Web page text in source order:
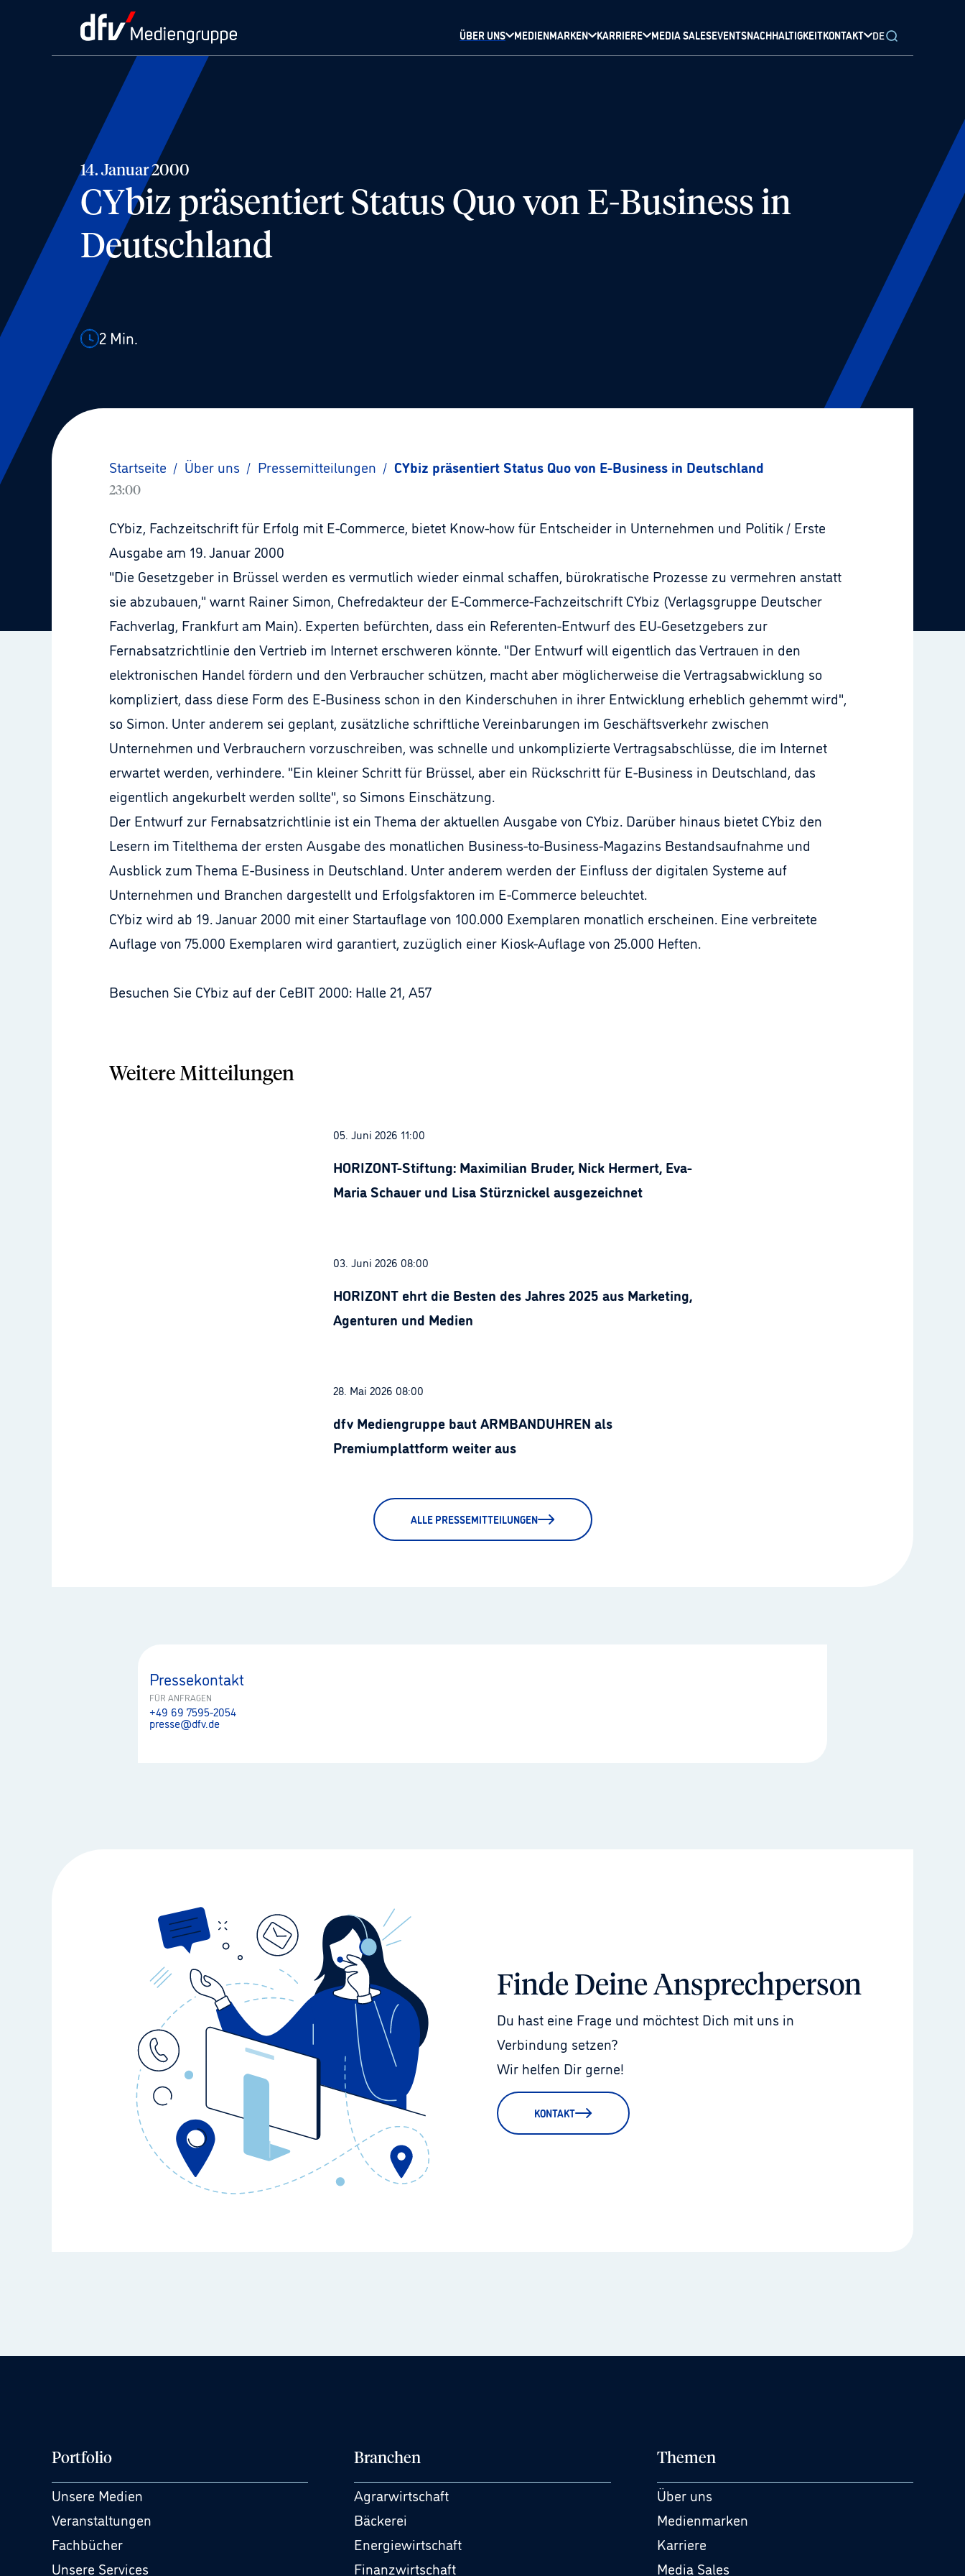
ÜBER UNS MEDIENMARKEN KARRIERE MEDIA SALESEVENTSNACHHALTIGKEITKONTAKT DE
14. Januar 2000
CYbiz präsentiert Status Quo von E-Business in
Deutschland
2 Min.
Startseite / Über uns / Pressemitteilungen / CYbiz präsentiert Status Quo von E-Business in Deutschland
23:00
CYbiz, Fachzeitschrift für Erfolg mit E-Commerce, bietet Know-how für Entscheider in Unternehmen und Politik / Erste
Ausgabe am 19. Januar 2000
"Die Gesetzgeber in Brüssel werden es vermutlich wieder einmal schaffen, bürokratische Prozesse zu vermehren anstatt
sie abzubauen," warnt Rainer Simon, Chefredakteur der E-Commerce-Fachzeitschrift CYbiz (Verlagsgruppe Deutscher
Fachverlag, Frankfurt am Main). Experten befürchten, dass ein Referenten-Entwurf des EU-Gesetzgebers zur
Fernabsatzrichtlinie den Vertrieb im Internet erschweren könnte. "Der Entwurf will eigentlich das Vertrauen in den
elektronischen Handel fördern und den Verbraucher schützen, macht aber möglicherweise die Vertragsabwicklung so
kompliziert, dass diese Form des E-Business schon in den Kinderschuhen in ihrer Entwicklung erheblich gehemmt wird",
so Simon. Unter anderem sei geplant, zusätzliche schriftliche Vereinbarungen im Geschäftsverkehr zwischen
Unternehmen und Verbrauchern vorzuschreiben, was schnelle und unkomplizierte Vertragsabschlüsse, die im Internet
erwartet werden, verhindere. "Ein kleiner Schritt für Brüssel, aber ein Rückschritt für E-Business in Deutschland, das
eigentlich angekurbelt werden sollte", so Simons Einschätzung.
Der Entwurf zur Fernabsatzrichtlinie ist ein Thema der aktuellen Ausgabe von CYbiz. Darüber hinaus bietet CYbiz den
Lesern im Titelthema der ersten Ausgabe des monatlichen Business-to-Business-Magazins Bestandsaufnahme und
Ausblick zum Thema E-Business in Deutschland. Unter anderem werden der Einfluss der digitalen Systeme auf
Unternehmen und Branchen dargestellt und Erfolgsfaktoren im E-Commerce beleuchtet.
CYbiz wird ab 19. Januar 2000 mit einer Startauflage von 100.000 Exemplaren monatlich erscheinen. Eine verbreitete
Auflage von 75.000 Exemplaren wird garantiert, zuzüglich einer Kiosk-Auflage von 25.000 Heften.
Besuchen Sie CYbiz auf der CeBIT 2000: Halle 21, A57
Weitere Mitteilungen
05. Juni 2026 11:00
HORIZONT-Stiftung: Maximilian Bruder, Nick Hermert, Eva-
Maria Schauer und Lisa Stürznickel ausgezeichnet
03. Juni 2026 08:00
HORIZONT ehrt die Besten des Jahres 2025 aus Marketing,
Agenturen und Medien
28. Mai 2026 08:00
dfv Mediengruppe baut ARMBANDUHREN als
Premiumplattform weiter aus
ALLE PRESSEMITTEILUNGEN
Pressekontakt
FÜR ANFRAGEN
+49 69 7595-2054
presse@dfv.de
Finde Deine Ansprechperson
Du hast eine Frage und möchtest Dich mit uns in
Verbindung setzen?
Wir helfen Dir gerne!
KONTAKT
Portfolio
Unsere Medien
Veranstaltungen
Fachbücher
Unsere Services
Branchen
Agrarwirtschaft
Bäckerei
Energiewirtschaft
Finanzwirtschaft
Themen
Über uns
Medienmarken
Karriere
Media Sales